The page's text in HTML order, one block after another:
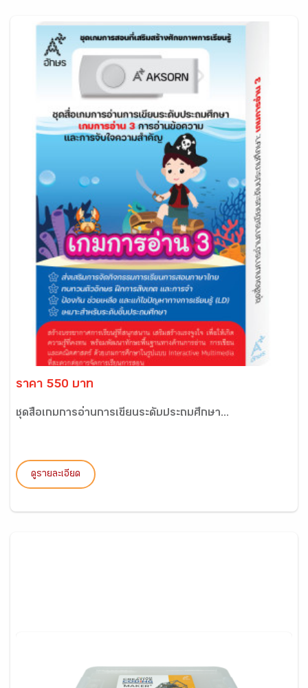
ราคา 550 บาท
ชุดสื่อเกมการอ่านการเขียนระดับประถมศึกษา...
ดูรายละเอียด